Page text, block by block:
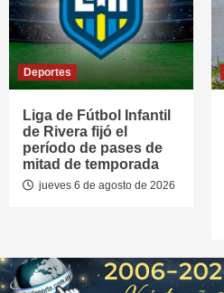
Deportes
Liga de Fútbol Infantil
de Rivera fijó el
período de pases de
mitad de temporada
jueves 6 de agosto de 2026